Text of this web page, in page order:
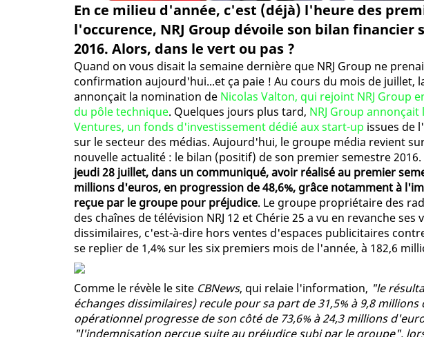
En ce milieu d'année, c'est (déjà) l'heure des
l'occurence, NRJ Group dévoile son bilan
2016. Alors, dans le vert ou pas ?
Quand on vous disait la semaine dernière que NRJ Group ne
confirmation aujourd'hui...et ça paie ! Au cours du mois de juillet,
annonçait la nomination de Nicolas Valton, qui rejoint NRJ Group
du pôle technique. Quelques jours plus tard, NRJ Group annonçait
Ventures, un fonds d'investissement dédié aux start-up issues de
sur le secteur des médias. Aujourd'hui, le groupe média revient
nouvelle actualité : le bilan (positif) de son premier semestre 2016.
jeudi 28 juillet, dans un communiqué, avoir réalisé au premier
millions d'euros, en progression de 48,6%, grâce notamment à
reçue par le groupe pour préjudice. Le groupe propriétaire des
des chaînes de télévision NRJ 12 et Chérie 25 a vu en revanche ses
dissimilaires, c'est-à-dire hors ventes d'espaces publicitaires
se replier de 1,4% sur les six premiers mois de l'année, à 182,6
Comme le révèle le site CBNews, qui relaie l'information, "le
échanges dissimilaires) recule pour sa part de 31,5% à 9,8
opérationnel progresse de son côté de 73,6% à 24,3 millions
"l'indemnisation perçue suite au préjudice subi par le groupe",